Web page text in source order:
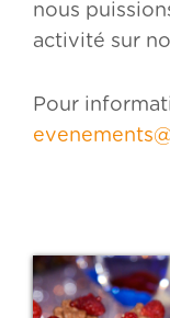
nous
activité sur
Pour